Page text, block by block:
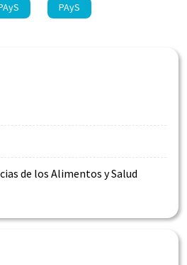
PAyS
de los Alimentos y Salud